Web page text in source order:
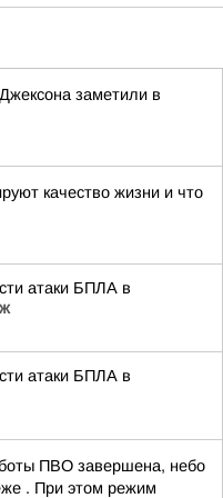
заметили в
качество жизни и что
атаки БПЛА в
атаки БПЛА в
ПВО завершена, небо
. При этом режим